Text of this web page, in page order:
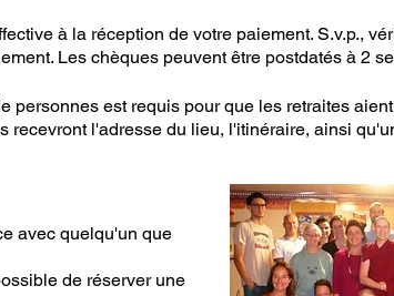
e à la réception de votre paiement. S.v.p.,
Les chèques peuvent être postdatés à 2
personnes est requis pour que les retraites
recevront l'adresse du lieu, l'itinéraire, ainsi
avec quelqu'un que
de réserver une